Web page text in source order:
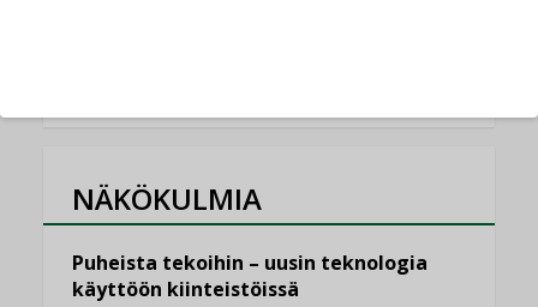
NÄKÖKULMIA
Puheista tekoihin – uusin teknologia
käyttöön kiinteistöissä